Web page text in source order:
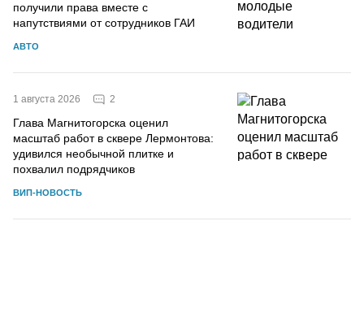
получили права вместе с
напутствиями от сотрудников ГАИ
АВТО
1 августа 2026 2
Глава Магнитогорска оценил
масштаб работ в сквере Лермонтова:
удивился необычной плитке и
похвалил подрядчиков
ВИП-НОВОСТЬ